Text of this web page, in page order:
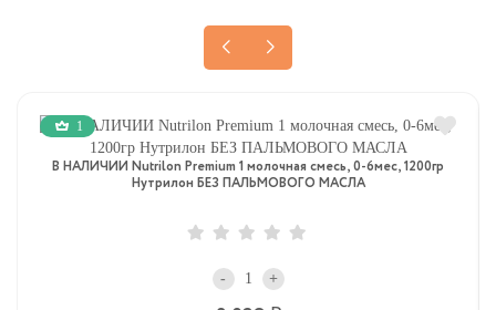
1
В НАЛИЧИИ Nutrilon Premium 1 молочная смесь, 0-6мес, 1200гр
Нутрилон БЕЗ ПАЛЬМОВОГО МАСЛА
- +